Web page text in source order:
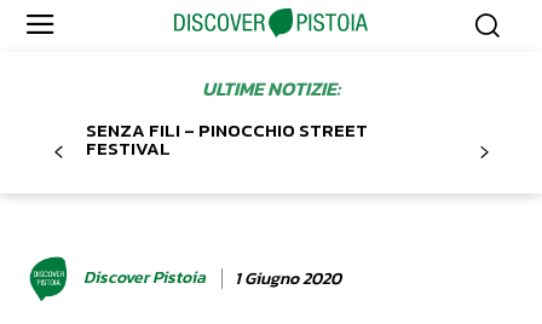
ULTIME NOTIZIE:
SENZA FILI – PINOCCHIO STREET
FESTIVAL
Discover Pistoia 1 Giugno 2020